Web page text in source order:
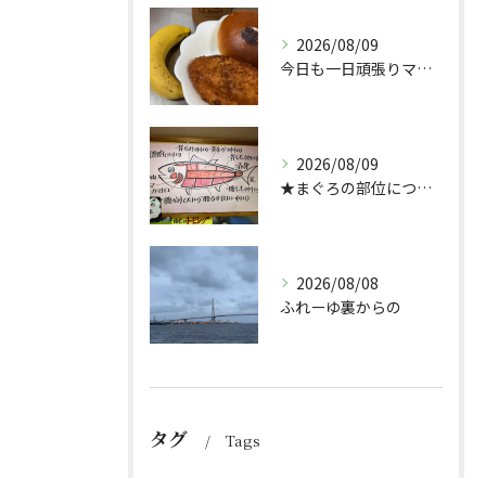
2026/08/09
今日も一日頑張りマッスル💪
2026/08/09
★まぐろの部位について★
2026/08/08
ふれーゆ裏からの
タグ Tags